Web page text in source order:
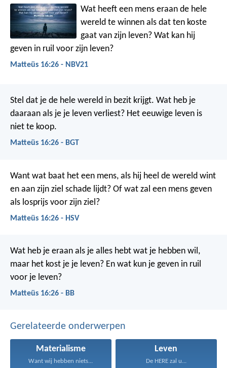
Wat heeft een mens eraan de hele
wereld te winnen als dat ten koste
gaat van zijn leven? Wat kan hij
geven in ruil voor zijn leven?
Matteüs 16:26 - NBV21
Stel dat je de hele wereld in bezit krijgt. Wat heb je
daaraan als je je leven verliest? Het eeuwige leven is
niet te koop.
Matteüs 16:26 - BGT
Want wat baat het een mens, als hij heel de wereld wint
en aan zijn ziel schade lijdt? Of wat zal een mens geven
als losprijs voor zijn ziel?
Matteüs 16:26 - HSV
Wat heb je eraan als je alles hebt wat je hebben wil,
maar het kost je je leven? En wat kun je geven in ruil
voor je leven?
Matteüs 16:26 - BB
Gerelateerde onderwerpen
Materialisme
Want wij hebben niets...
Leven
De HERE zal u...